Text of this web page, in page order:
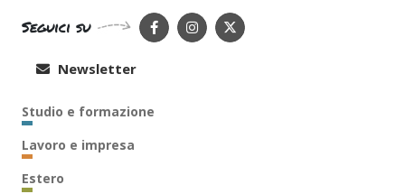
Seguici su
Newsletter
Studio e formazione
Lavoro e impresa
Estero